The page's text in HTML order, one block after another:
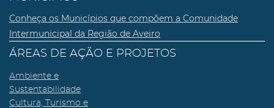
Conheça os Municípios que compõem a Comunidade
Intermunicipal da Região de Aveiro
ÁREAS DE AÇÃO E PROJETOS
Ambiente e
Sustentabilidade
Cultura, Turismo e